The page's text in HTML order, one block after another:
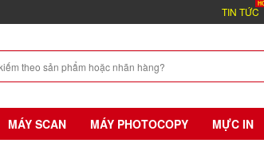
TIN TỨC
MÁY SCAN MÁY PHOTOCOPY MỰC IN